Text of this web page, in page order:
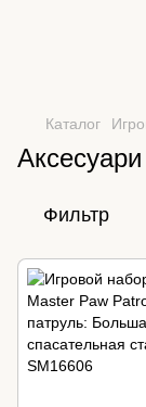
Каталог
Фильтр